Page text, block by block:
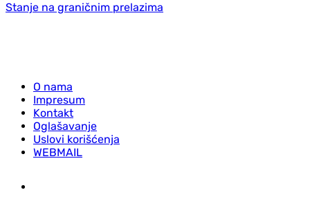
Stanje na graničnim prelazima
O nama
Impresum
Kontakt
Oglašavanje
Uslovi korišćenja
WEBMAIL